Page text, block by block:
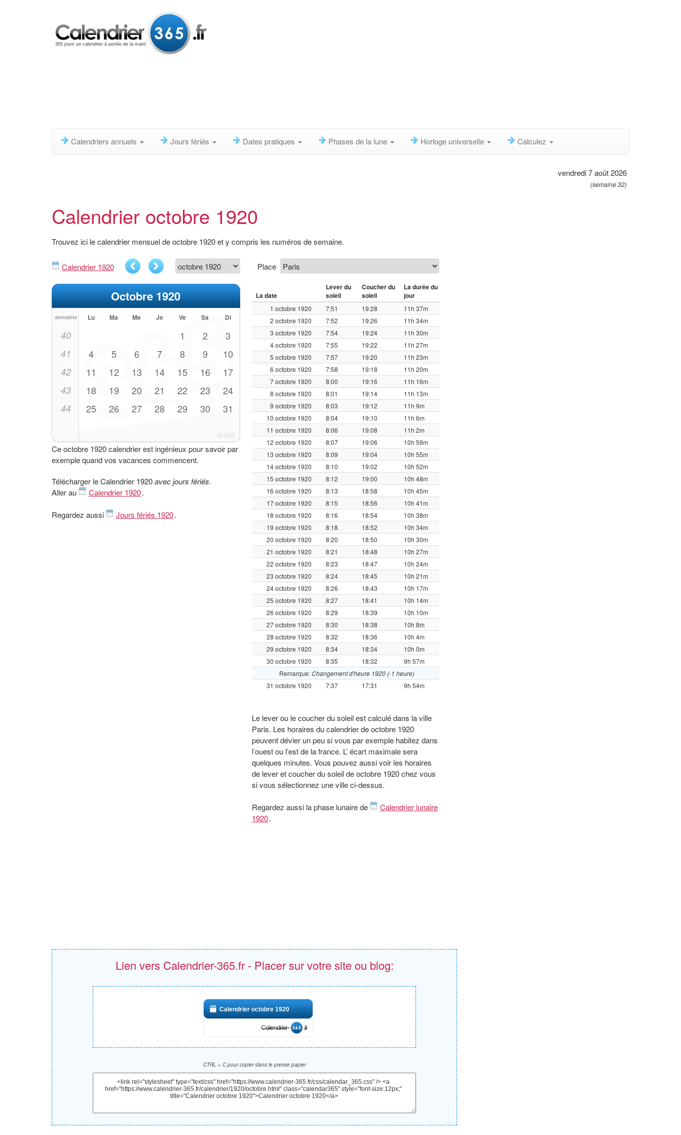
365 jours un calendrier à portée de la main!
Calendriers annuels Jours fériés Dates pratiques Phases de la lune Horloge universelle Calculez
vendredi 7 août 2026
(semaine 32)
Calendrier octobre 1920
Trouvez ici le calendrier mensuel de octobre 1920 et y compris les numéros de semaine.
Calendrier 1920
Octobre 1920
semaine Lu Ma Me Je Ve Sa Di
40 1 2 3
41 4 5 6 7 8 9 10
42 11 12 13 14 15 16 17
43 18 19 20 21 22 23 24
44 25 26 27 28 29 30 31
Ce octobre 1920 calendrier est ingénieux pour savoir par
exemple quand vos vacances commencent.
Télécharger le Calendrier 1920avec jours fériés.
Aller au
Calendrier 1920.
Regardez aussi Jours fériés 1920.
Place
La date
Lever du
soleil
Coucher du
soleil
La durée du
jour
1 octobre 1920 7:51 19:28
11h 37m
2 octobre 1920
7:52 19:26
11h 34m
3 octobre 1920
7:54 19:24
11h 30m
4 octobre 1920
7:55 19:22
11h 27m
5 octobre 1920
7:57 19:20
11h 23m
6 octobre 1920
7:58 19:18
11h 20m
7 octobre 1920
8:00 19:16
11h 16m
8 octobre 1920
8:01 19:14
11h 13m
9 octobre 1920
8:03 19:12
11h 9m
10 octobre 1920
8:04 19:10
11h 6m
11 octobre 1920
8:06 19:08
11h 2m
12 octobre 1920
8:07 19:06
10h 59m
13 octobre 1920
8:09 19:04
10h 55m
14 octobre 1920
8:10 19:02
10h 52m
15 octobre 1920
8:12 19:00
10h 48m
16 octobre 1920
8:13 18:58
10h 45m
17 octobre 1920
8:15 18:56
10h 41m
18 octobre 1920
8:16 18:54
10h 38m
19 octobre 1920
8:18 18:52
10h 34m
20 octobre 1920
8:20 18:50
10h 30m
21 octobre 1920
8:21 18:48
10h 27m
22 octobre 1920
8:23 18:47
10h 24m
23 octobre 1920
8:24 18:45
10h 21m
24 octobre 1920
8:26 18:43
10h 17m
25 octobre 1920
8:27 18:41
10h 14m
26 octobre 1920
8:29 18:39
10h 10m
27 octobre 1920
8:30 18:38
10h 8m
28 octobre 1920
8:32 18:36
10h 4m
29 octobre 1920
8:34 18:34
10h 0m
30 octobre 1920
8:35 18:32
9h 57m
Remarque:Changement d'heure 1920 (-1 heure)
31 octobre 1920
7:37 17:31 9h 54m
Le lever ou le coucher du soleil est calculé dans la ville
Paris. Les horaires du calendrier de octobre 1920
peuvent dévier un peu si vous par exemple habitez dans
l’ouest ou l’est de la france. L’ écart maximale sera
quelques minutes. Vous pouvez aussi voir les horaires
de lever et coucher du soleil de octobre 1920 chez vous
si vous sélectionnez une ville ci-dessus.
Regardez aussi la phase lunaire de
Calendrier lunaire
1920.
Lien vers Calendrier-365.fr - Placer sur votre site ou blog:
Calendrier octobre 1920
CTRL + C pour copier dans le presse papier